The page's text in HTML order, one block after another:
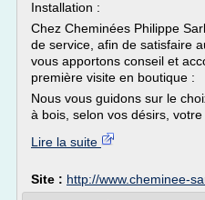
Installation :
Chez Cheminées Philippe
de service, afin de satisfaire
vous apportons conseil et
première visite en boutique :
Nous vous guidons sur le
à bois, selon vos désirs, votre
Lire la suite
Site : http://www.cheminee-